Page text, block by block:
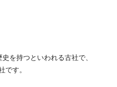
を持つといわれる古社で、
です。